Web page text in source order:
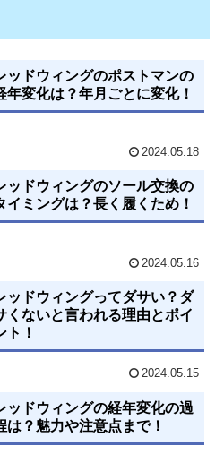
ッドウィングのポストマンの
年変化は？年月ごとに変化！
2024.05.18
ッドウィングのソール交換の
イミングは？長く履くため！
2024.05.16
ッドウィングってダサい？ダ
くないと言われる理由とポイ
ト！
2024.05.15
ッドウィングの経年変化の過
は？魅力や注意点まで！